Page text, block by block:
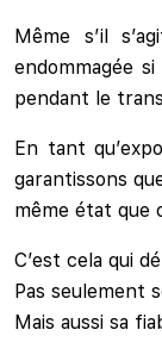
Même s’il
endommagée
pendant le
En tant
garantissons
même état que
C’est cela qui
Pas seulement
Mais aussi sa